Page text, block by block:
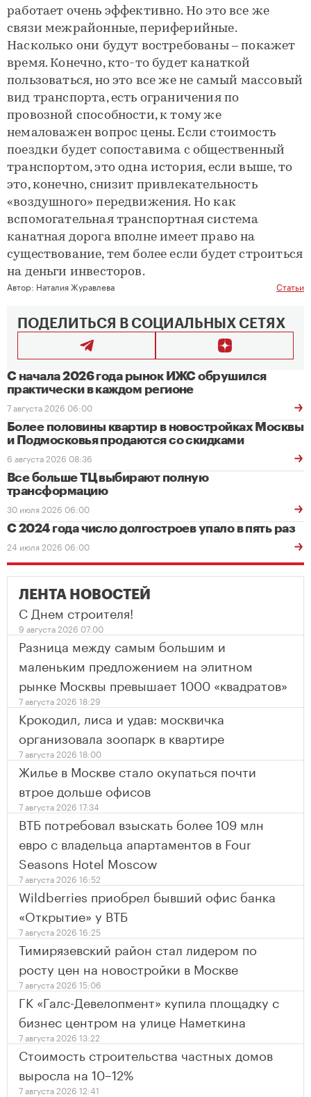
работает очень эффективно. Но это все же
связи межрайонные, периферийные.
Насколько они будут востребованы – покажет
время. Конечно, кто-то будет канаткой
пользоваться, но это все же не самый массовый
вид транспорта, есть ограничения по
провозной способности, к тому же
немаловажен вопрос цены. Если стоимость
поездки будет сопоставима с общественный
транспортом, это одна история, если выше, то
это, конечно, снизит привлекательность
«воздушного» передвижения. Но как
вспомогательная транспортная система
канатная дорога вполне имеет право на
существование, тем более если будет строиться
на деньги инвесторов.
Автор: Наталия Журавлева Статьи
ПОДЕЛИТЬСЯ В СОЦИАЛЬНЫХ СЕТЯХ
С начала 2026 года рынок ИЖС обрушился
практически в каждом регионе
7 августа 2026 06:00
Более половины квартир в новостройках Москвы
и Подмосковья продаются со скидками
6 августа 2026 08:36
Все больше ТЦ выбирают полную
трансформацию
30 июля 2026 06:00
С 2024 года число долгостроев упало в пять раз
24 июля 2026 06:00
ЛЕНТА НОВОСТЕЙ
С Днем строителя!
9 августа 2026 07:00
Разница между самым большим и
маленьким предложением на элитном
рынке Москвы превышает 1000 «квадратов»
7 августа 2026 18:29
Крокодил, лиса и удав: москвичка
организовала зоопарк в квартире
7 августа 2026 18:00
Жилье в Москве стало окупаться почти
втрое дольше офисов
7 августа 2026 17:34
ВТБ потребовал взыскать более 109 млн
евро с владельца апартаментов в Four
Seasons Hotel Moscow
7 августа 2026 16:52
Wildberries приобрел бывший офис банка
«Открытие» у ВТБ
7 августа 2026 16:25
Тимирязевский район стал лидером по
росту цен на новостройки в Москве
7 августа 2026 15:06
ГК «Галс-Девелопмент» купила площадку с
бизнес центром на улице Наметкина
7 августа 2026 13:22
Стоимость строительства частных домов
выросла на 10–12%
7 августа 2026 12:41